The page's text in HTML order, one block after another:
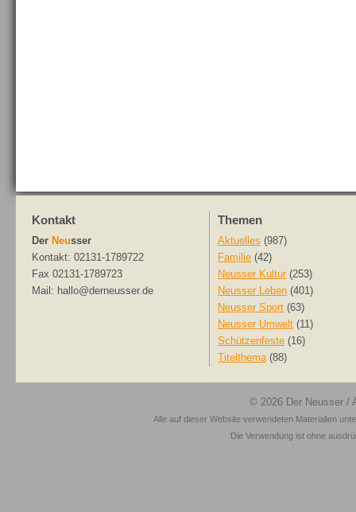
Kontakt
Der Neusser
Kontakt: 02131-1789722
Fax 02131-1789723
Mail: hallo@derneusser.de
Themen
Aktuelles (987)
Familie (42)
Neusser Kultur (253)
Neusser Leben (401)
Neusser Sport (63)
Neusser Umwelt (11)
Schützenfeste (16)
Titelthema(88)
© 2026 Der Neusser /
Alle auf dieser Website verwendeten Materialien
Die Verwendung ist ohne